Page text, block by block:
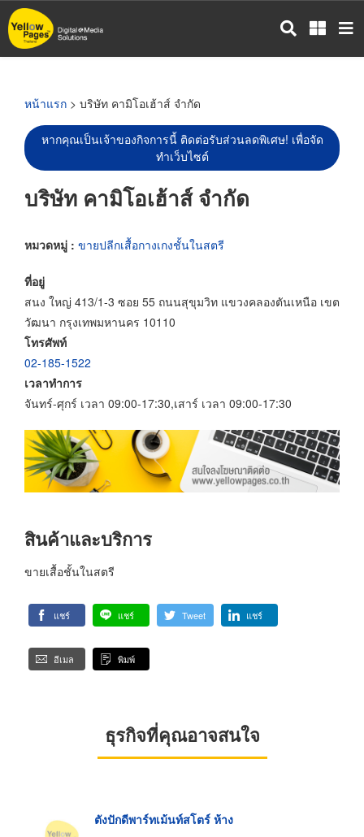
ข้าม
ไป
หน้าแรก > บริษัท คามิโอเฮ้าส์ จำกัด
หากคุณเป็นเจ้าของกิจการนี้ ติดต่อรับส่วนลดพิเศษ! เพื่อจัด
ทำเว็บไซต์
บริษัท คามิโอเฮ้าส์ จำกัด
หมวดหมู่ : ขายปลีกเสื้อกางเกงชั้นในสตรี
ที่อยู่
สนง ใหญ่ 413/1-3 ซอย 55 ถนนสุขุมวิท แขวงคลองตันเหนือ เขต
วัฒนา กรุงเทพมหานคร 10110
โทรศัพท์
02-185-1522
เวลาทำการ
จันทร์-ศุกร์ เวลา 09:00-17:30,เสาร์ เวลา 09:00-17:30
สินค้าและบริการ
ขายเสื้อชั้นในสตรี
แชร์ แชร์ Tweet แชร์
อีเมล พิมพ์
ธุรกิจที่คุณอาจสนใจ
ตังปักดีพาร์ทเม้นท์สโตร์ ห้าง